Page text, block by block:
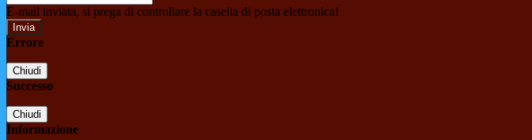
E-mail inviata, si prega di controllare la casella di posta elettronica!
Errore
Chiudi
Successo
Chiudi
Informazione